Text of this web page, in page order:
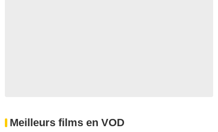
Meilleurs films en VOD